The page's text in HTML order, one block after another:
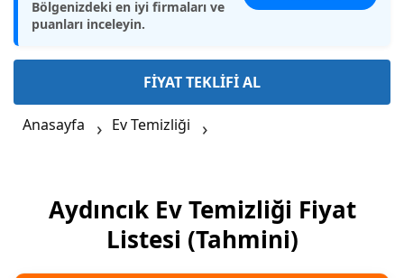
Bölgenizdeki en iyi firmaları ve
puanları inceleyin.
FİYAT TEKLİFİ AL
Anasayfa Ev Temizliği
Aydıncık Ev Temizliği Fiyat
Listesi (Tahmini)